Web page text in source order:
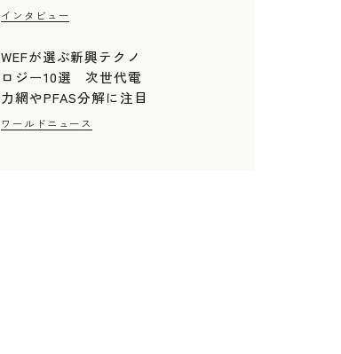
インタビュー
WEFが選ぶ新興テクノ
ロジー10選 次世代電
力網やPFAS分解に注目
ワールドニュース